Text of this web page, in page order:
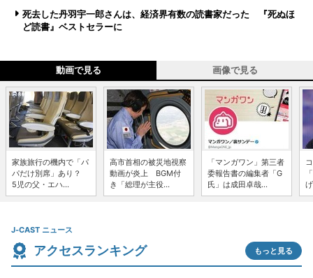
死去した丹羽宇一郎さんは、経済界有数の読書家だった 『死ぬほ
ど読書』ベストセラーに
動画で見る 画像で見る
家族旅行の機内で「パ
パだけ別席」あり？
5児の父・エハ...
高市首相の被災地視察
動画が炎上 BGM付
き「総理が主役...
「マンガワン」第三者
委報告書の編集者「G
氏」は成田卓哉...
J-CAST ニュース
アクセスランキング もっと見る